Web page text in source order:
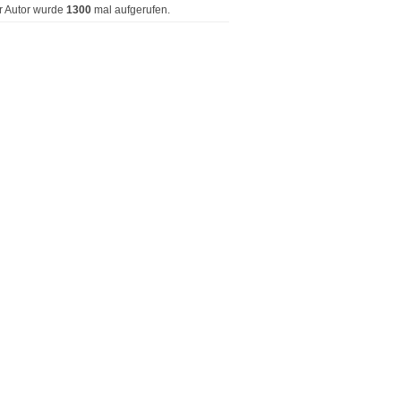
Autor wurde 1300 mal aufgerufen.